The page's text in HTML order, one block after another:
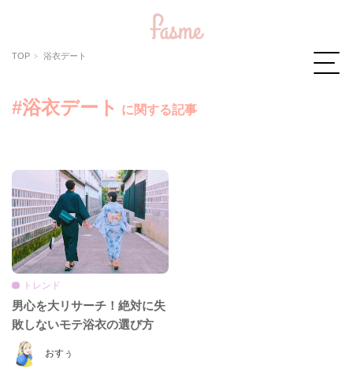
TOP 浴衣デート
#浴衣デート に関する記事
おすぅ
トレンド
男心を大リサーチ！絶対に失
敗しないモテ浴衣の選び方